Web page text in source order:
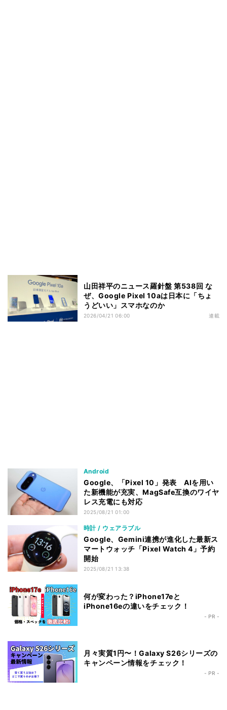
山田祥平のニュース羅針盤 第538回 な
ぜ、Google Pixel 10aは日本に「ちょ
うどいい」スマホなのか
2026/04/21 06:00 連載
Android
Google、「Pixel 10」発表 AIを用い
た新機能が充実、MagSafe互換のワイヤ
レス充電にも対応
2025/08/21 01:00
時計 / ウェアラブル
Google、Gemini連携が進化した最新ス
マートウォッチ「Pixel Watch 4」予約
開始
2025/08/21 13:38
何が変わった？iPhone17eと
iPhone16eの違いをチェック！
- PR -
月々実質1円〜！Galaxy S26シリーズの
キャンペーン情報をチェック！
- PR -